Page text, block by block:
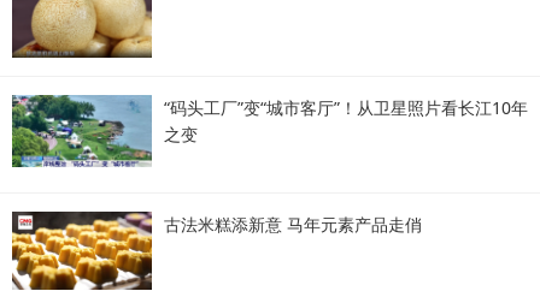
“码头工厂”变“城市客厅”！从卫星照片看长江10年
之变
古法米糕添新意 马年元素产品走俏